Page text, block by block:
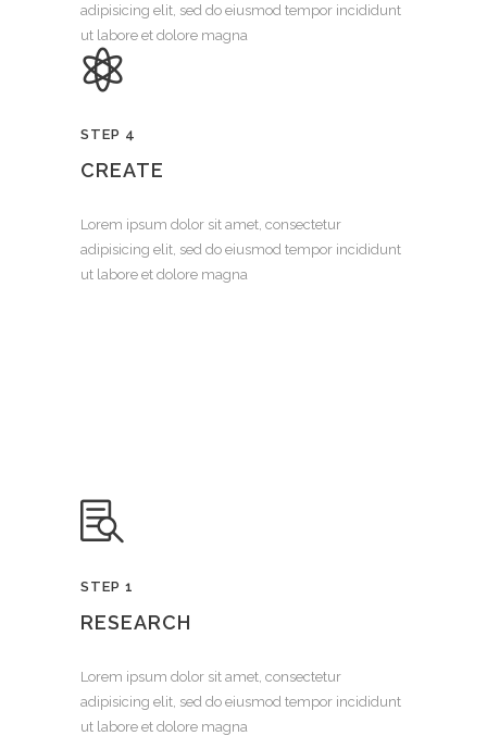
adipisicing elit, sed do eiusmod tempor incididunt
ut labore et dolore magna
STEP 4
CREATE
Lorem ipsum dolor sit amet, consectetur
adipisicing elit, sed do eiusmod tempor incididunt
ut labore et dolore magna
STEP 1
RESEARCH
Lorem ipsum dolor sit amet, consectetur
adipisicing elit, sed do eiusmod tempor incididunt
ut labore et dolore magna